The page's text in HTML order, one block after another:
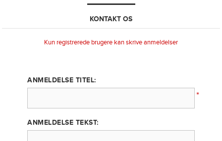
KONTAKT OS
Kun registrerede brugere kan skrive anmeldelser
ANMELDELSE TITEL:
*
ANMELDELSE TEKST: